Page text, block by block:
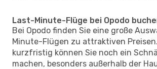
Last-Minute-Flüge bei Opodo
Bei Opodo finden Sie eine große
Minute-Flügen zu attraktiven
kurzfristig können Sie noch ein
machen, besonders außerhalb der